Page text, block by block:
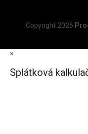
Copyright 2026
×
Splátková